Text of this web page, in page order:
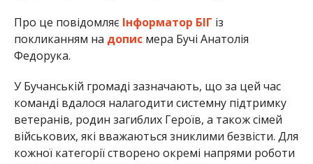
Про це повідомляє Інформатор БІГ із
покликанням на дописмера Бучі Анатолія
Федорука.
У Бучанській громаді зазначають, що за цей час
команді вдалося налагодити системну підтримку
ветеранів, родин загиблих Героїв, а також сімей
військових, які вважаються зниклими безвісти. Для
кожної категорії створено окремі напрями роботи